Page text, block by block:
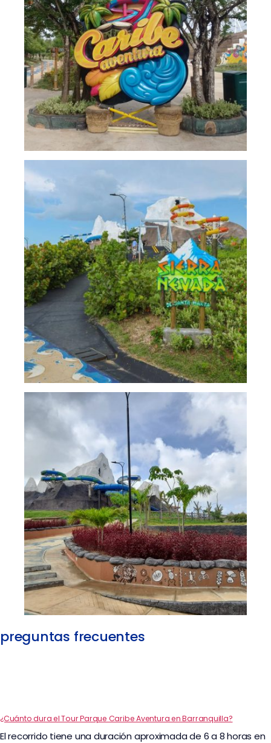
preguntas frecuentes
¿Cuánto dura el Tour Parque Caribe Aventura en Barranquilla?
El recorrido tiene una duración aproximada de 6 a 8 horas en